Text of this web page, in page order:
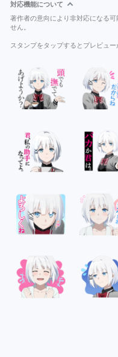
対応機能について
著作者の意向により非対応になる
せん。
スタンプをタップするとプレビュー